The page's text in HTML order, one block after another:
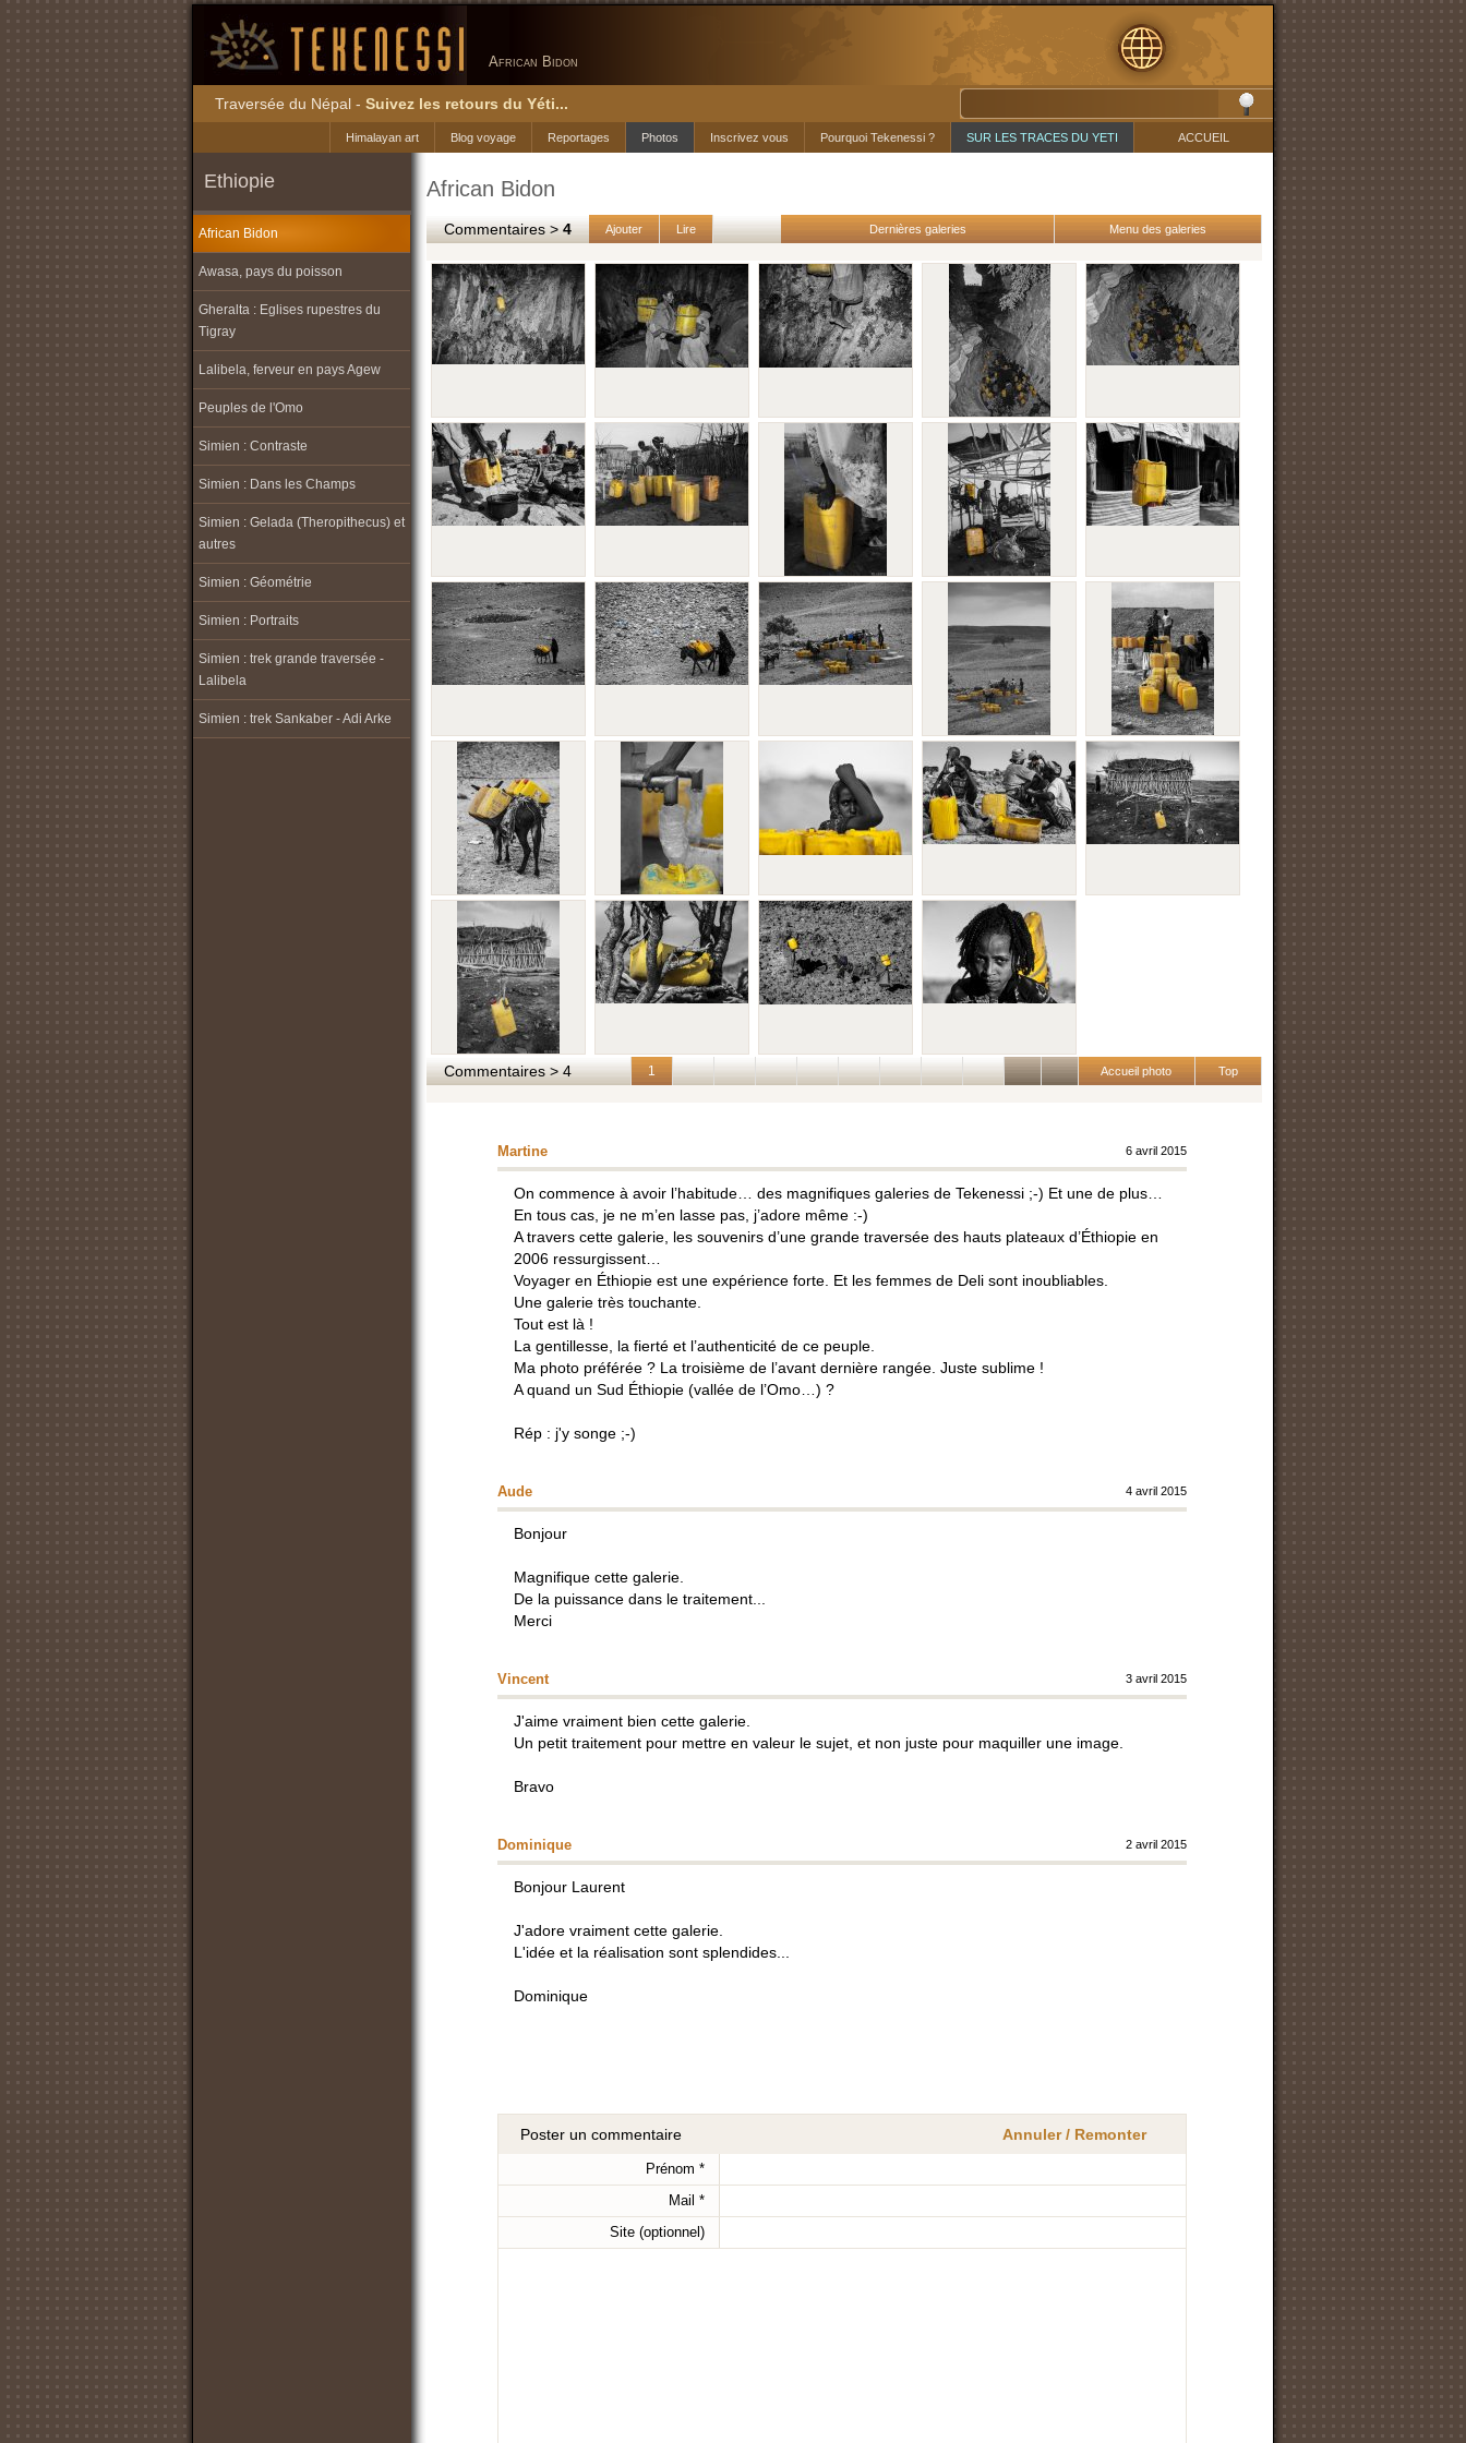
African Bidon
Traversée du Népal - Suivez les retours du Yéti...
ACCUEIL
SUR LES TRACES DU YETI
Pourquoi Tekenessi ?
Inscrivez vous
Photos
Reportages
Blog voyage
Himalayan art
Ethiopie
African Bidon
Awasa, pays du poisson
Gheralta : Eglises rupestres du
Tigray
Lalibela, ferveur en pays Agew
Peuples de l'Omo
Simien : Contraste
Simien : Dans les Champs
Simien : Gelada (Theropithecus) et
autres
Simien : Géométrie
Simien : Portraits
Simien : trek grande traversée -
Lalibela
Simien : trek Sankaber - Adi Arke
African Bidon
Commentaires >4 Ajouter Lire Menu des galeries
Dernières galeries
Commentaires > 4 Top
Accueil photo
1
Martine 6 avril 2015
On commence à avoir l’habitude… des magnifiques galeries de Tekenessi ;-) Et une de plus…
En tous cas, je ne m’en lasse pas, j’adore même :-)
A travers cette galerie, les souvenirs d’une grande traversée des hauts plateaux d’Éthiopie en
2006 ressurgissent…
Voyager en Éthiopie est une expérience forte. Et les femmes de Deli sont inoubliables.
Une galerie très touchante.
Tout est là !
La gentillesse, la fierté et l’authenticité de ce peuple.
Ma photo préférée ? La troisième de l’avant dernière rangée. Juste sublime !
A quand un Sud Éthiopie (vallée de l’Omo…) ?
Rép : j'y songe ;-)
Aude 4 avril 2015
Bonjour
Magnifique cette galerie.
De la puissance dans le traitement...
Merci
Vincent 3 avril 2015
J'aime vraiment bien cette galerie.
Un petit traitement pour mettre en valeur le sujet, et non juste pour maquiller une image.
Bravo
Dominique 2 avril 2015
Bonjour Laurent
J'adore vraiment cette galerie.
L'idée et la réalisation sont splendides...
Dominique
Annuler / Remonter
Poster un commentaire
Prénom *
Mail *
Site (optionnel)